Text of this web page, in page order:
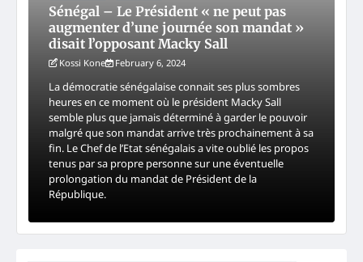
Sénégal – Le Président « ne peut pas
augmenter d’une journée son mandat »
disait l’opposant Macky Sall
Kossi Kone February 6, 2024
La démocratie sénégalaise connait ses plus sombres
heures en ce moment où le président Macky Sall
semble plus que jamais déterminé à garder le pouvoir
malgré que son mandat arrive très prochainement à sa
fin. Le Chef de l’Etat sénégalais a vite oublié les propos
tenus par sa propre personne sur une éventuelle
prolongation du mandat de Président de la
République.